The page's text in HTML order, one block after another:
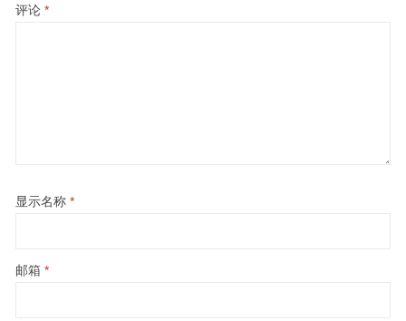
评论 *
显示名称 *
邮箱 *